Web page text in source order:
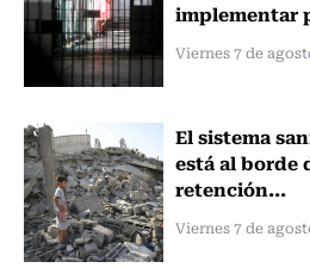
implementar
Viernes 7 de
El sistema
está al borde
retención...
Viernes 7 de